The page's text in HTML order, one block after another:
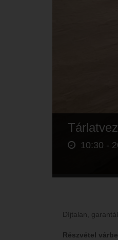
10:30 -
Díjtalan,
Részvétel